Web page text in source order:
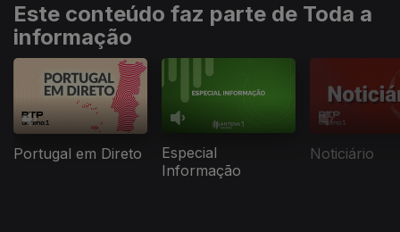
Este conteúdo faz parte de Toda a
informação
Portugal em Direto
Especial
Informação
Noticiário